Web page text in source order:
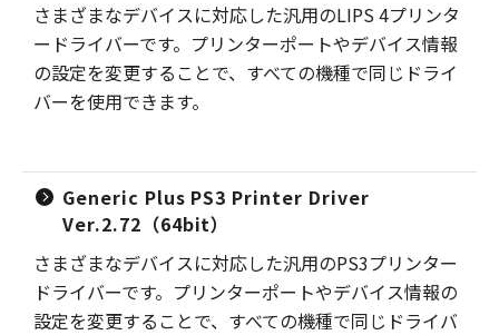
さまざまなデバイスに対応した汎用のLIPS 4プリンタ
ードライバーです。プリンターポートやデバイス情報
の設定を変更することで、すべての機種で同じドライ
バーを使用できます。
Generic Plus PS3 Printer Driver
Ver.2.72（64bit）
さまざまなデバイスに対応した汎用のPS3プリンター
ドライバーです。プリンターポートやデバイス情報の
設定を変更することで、すべての機種で同じドライバ